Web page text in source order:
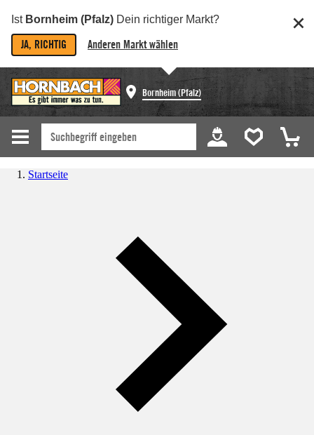
Ist Bornheim (Pfalz) Dein richtiger Markt?
JA, RICHTIG Anderen Markt wählen
Bornheim (Pfalz)
Startseite